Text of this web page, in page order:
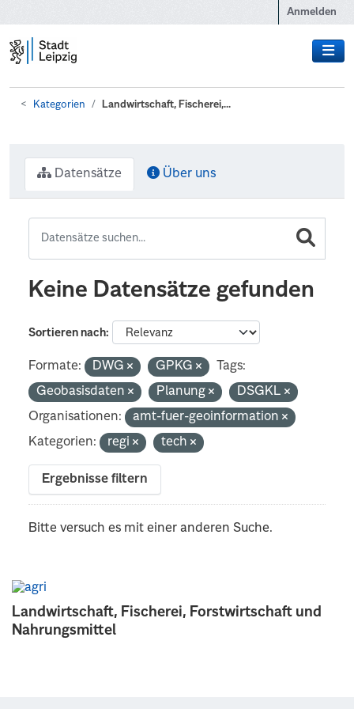
Anmelden
Kategorien Landwirtschaft, Fischerei,...
Landwirtschaft, Fischerei, Forstwirtschaft und
Nahrungsmittel
Datensätze Über uns
Keine Datensätze gefunden
Sortieren nach
Formate: DWG GPKG
Tags:
Geobasisdaten
Planung
DSGKL
Organisationen:
amt-fuer-geoinformation
Kategorien:
regi tech
Ergebnisse filtern
Bitte versuch es mit einer anderen Suche.